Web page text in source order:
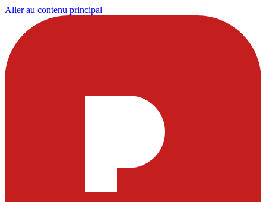
Aller au contenu principal